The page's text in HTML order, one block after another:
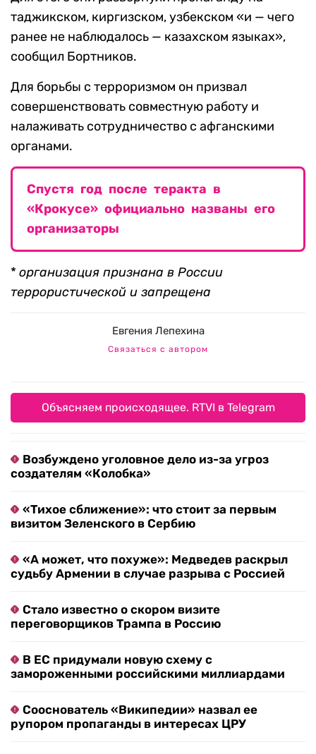
таджикском, киргизском, узбекском «и — чего
ранее не наблюдалось — казахском языках»,
сообщил Бортников.
Для борьбы с терроризмом он призвал
совершенствовать совместную работу и
налаживать сотрудничество с афганскими
органами.
Спустя год после теракта в
«Крокусе» официально названы его
организаторы
* организация признана в России
террористической и запрещена
Евгения Лепехина
Связаться с автором
Объясняем происходящее. RTVI в Telegram
Возбуждено уголовное дело из-за угроз
создателям «Колобка»
«Тихое сближение»: что стоит за первым
визитом Зеленского в Сербию
«А может, что похуже»: Медведев раскрыл
судьбу Армении в случае разрыва с Россией
Стало известно о скором визите
переговорщиков Трампа в Россию
В ЕС придумали новую схему с
замороженными российскими миллиардами
Сооснователь «Википедии» назвал ее
рупором пропаганды в интересах ЦРУ